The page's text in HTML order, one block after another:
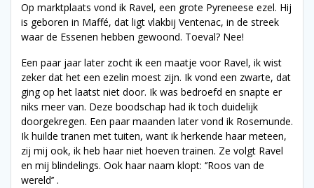
Op marktplaats vond ik Ravel, een grote Pyreneese ezel. Hij
is geboren in Maffé, dat ligt vlakbij Ventenac, in de streek
waar de Essenen hebben gewoond. Toeval? Nee!
Een paar jaar later zocht ik een maatje voor Ravel, ik wist
zeker dat het een ezelin moest zijn. Ik vond een zwarte, dat
ging op het laatst niet door. Ik was bedroefd en snapte er
niks meer van. Deze boodschap had ik toch duidelijk
doorgekregen. Een paar maanden later vond ik Rosemunde.
Ik huilde tranen met tuiten, want ik herkende haar meteen,
zij mij ook, ik heb haar niet hoeven trainen. Ze volgt Ravel
en mij blindelings. Ook haar naam klopt: ‘’Roos van de
wereld’’ .